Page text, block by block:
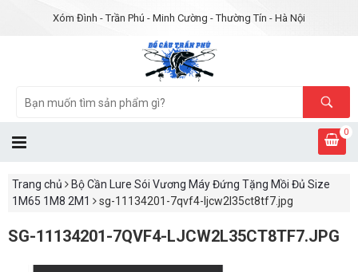
Xóm Đình - Trần Phú - Minh Cường - Thường Tín - Hà Nội
0
Trang chủ
Bộ Cần Lure Sói Vương Máy Đứng Tặng Mồi Đủ Size
1M65 1M8 2M1
sg-11134201-7qvf4-ljcw2l35ct8tf7.jpg
SG-11134201-7QVF4-LJCW2L35CT8TF7.JPG